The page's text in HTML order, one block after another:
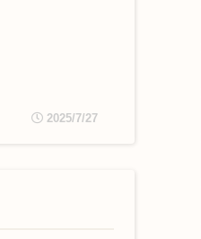
2025/7/27